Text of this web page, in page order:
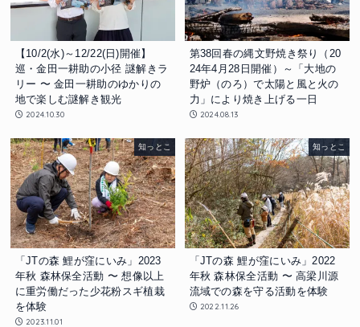
【10/2(水)～12/22(日)開催】
巡・金田一耕助の小径 謎解きラ
リー 〜 金田一耕助のゆかりの
地で楽しむ謎解き観光
2024.10.30
第38回春の縄文野焼き祭り（20
24年4月28日開催）～「大地の
野炉（のろ）で太陽と風と火の
力」により焼き上げる一日
2024.08.13
知っとこ
「JTの森 鯉が窪にいみ」2023
年秋 森林保全活動 〜 想像以上
に重労働だった少花粉スギ植栽
を体験
2023.11.01
知っとこ
「JTの森 鯉が窪にいみ」2022
年秋 森林保全活動 〜 高梁川源
流域での森を守る活動を体験
2022.11.26